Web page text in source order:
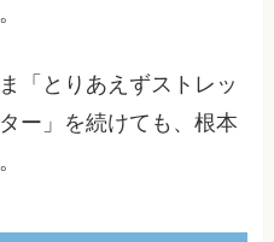
「とりあえずストレッ
ー」を続けても、根本